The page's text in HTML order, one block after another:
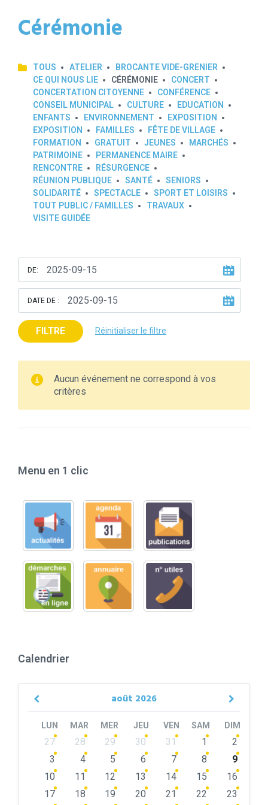
Cérémonie
TOUS ATELIER
BROCANTE VIDE-GRENIER
CE QUI NOUS LIE
CÉRÉMONIE
CONCERT
CONCERTATION CITOYENNE
CONFÉRENCE
CONSEIL MUNICIPAL
CULTURE
EDUCATION
ENFANTS
ENVIRONNEMENT
EXPOSITION
EXPOSITION
FAMILLES
FÊTE DE VILLAGE
FORMATION
GRATUIT JEUNES
MARCHÉS
PATRIMOINE
PERMANENCE MAIRE
RENCONTRE
RÉSURGENCE
RÉUNION PUBLIQUE
SANTÉ
SENIORS
SOLIDARITÉ
SPECTACLE
SPORT ET LOISIRS
TOUT PUBLIC / FAMILLES
TRAVAUX
VISITE GUIDÉE
DE:
DATE DE :
FILTRE Réinitialiser le filtre
Aucun événement ne correspond à vos
critères
Menu en 1 clic
Calendrier
août 2026
Previous
LUN MAR MER JEU VEN SAM DIM
Skip
calendar
27 28 29 30 31 1
2
3
4 5 6 7 8
9
10
11 12 13 14 15
16
17
18 19 20 21 22
23